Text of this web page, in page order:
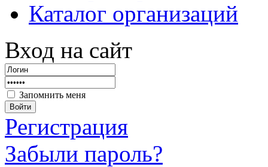
Каталог организаций
Вход на сайт
Запомнить меня
Войти
Регистрация
Забыли пароль?